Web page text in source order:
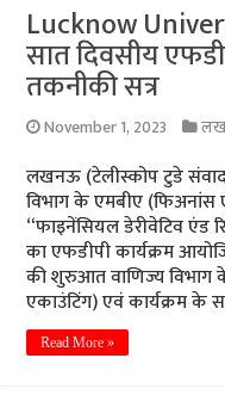
Lucknow
सात दिवसीय
तकनीकी सत्र
November 1, 2023
लखनऊ (टेलीस्कोप टुडे
विभाग के एमबीए
“फाइनेंसियल डेरीवेटिव एंड
का एफडीपी कार्यक्रम
की शुरुआत वाणिज्य
एकाउंटिंग) एवं कार्यक्रम
Read More »